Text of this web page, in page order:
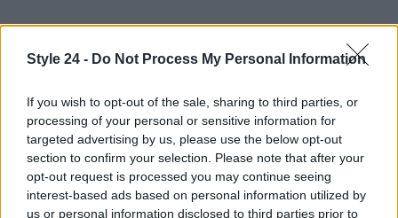
Style 24 - Do Not Process My Personal Information
If you wish to opt-out of the sale, sharing to third parties, or
processing of your personal or sensitive information for
targeted advertising by us, please use the below opt-out
section to confirm your selection. Please note that after your
opt-out request is processed you may continue seeing
interest-based ads based on personal information utilized by
us or personal information disclosed to third parties prior to